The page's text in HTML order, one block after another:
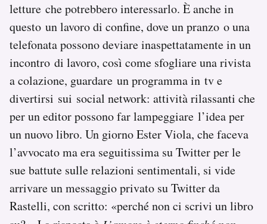
letture che potrebbero interessarlo. È anche in
questo un lavoro di confine, dove un pranzo o una
telefonata possono deviare inaspettatamente in un
incontro di lavoro, così come sfogliare una rivista
a colazione, guardare un programma in tv e
divertirsi sui social network: attività rilassanti che
per un editor possono far lampeggiare l’idea per
un nuovo libro. Un giorno Ester Viola, che faceva
l’avvocato ma era seguitissima su Twitter per le
sue battute sulle relazioni sentimentali, si vide
arrivare un messaggio privato su Twitter da
Rastelli, con scritto: «perché non ci scrivi un libro